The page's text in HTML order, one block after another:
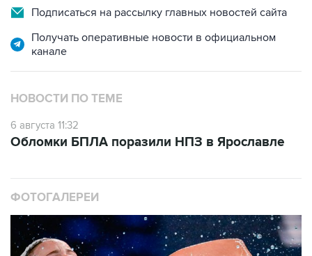
Получать оперативные новости в официальном
канале
НОВОСТИ ПО ТЕМЕ
6 августа 11:32